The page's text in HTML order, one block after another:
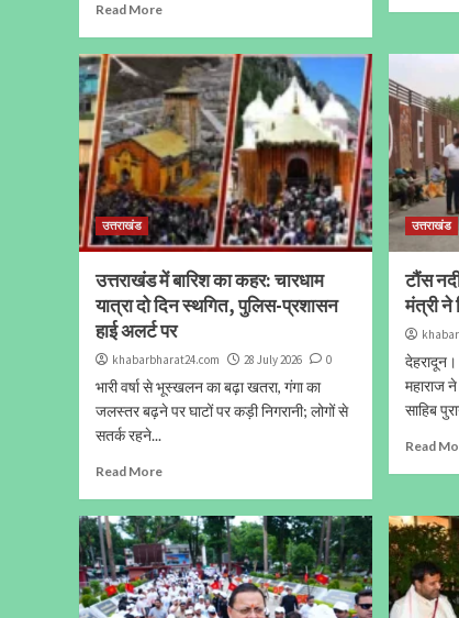
Read More
उत्तराखंड
उत्तराखंड में बारिश का कहर: चारधाम
यात्रा दो दिन स्थगित, पुलिस-प्रशासन
हाई अलर्ट पर
khabarbharat24.com 28 July 2026 0
भारी वर्षा से भूस्खलन का बढ़ा खतरा, गंगा का
जलस्तर बढ़ने पर घाटों पर कड़ी निगरानी; लोगों से
सतर्क रहने...
Read More
उत्तराखंड
टौंस
मंत्री ने
महाराज
साहिब
Read